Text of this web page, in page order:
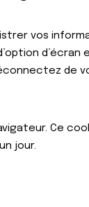
vos
d’écran
de
Ce
jour.